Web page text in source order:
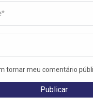
tornar meu comentário